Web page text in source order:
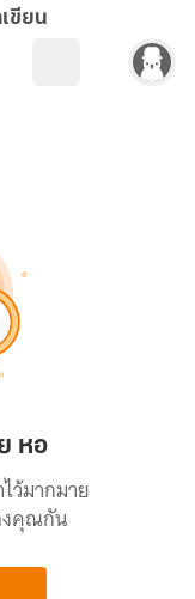
ขียน
หอ
ว้มากมาย
งคุณกัน